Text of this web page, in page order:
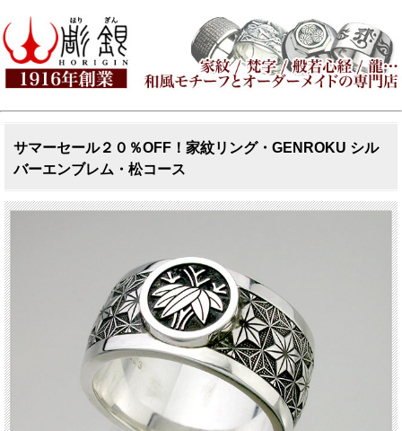
サマーセール２０％OFF！家紋リング・GENROKU シル
バーエンブレム・松コース